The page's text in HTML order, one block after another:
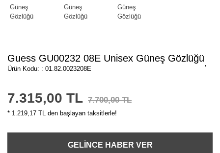
Guess GU00232 08E Unisex Güneş Gözlüğü
Ürün Kodu: : 01.82.0023208E
7.315,00 TL 7.700,00 TL
* 1.219,17 TL den başlayan taksitlerle!
GELİNCE HABER VER